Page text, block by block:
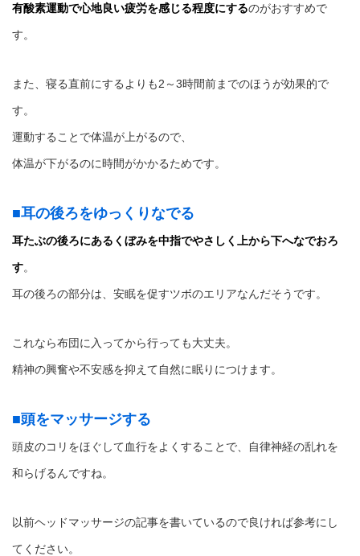
有酸素運動で心地良い疲労を感じる程度にするのがおすすめで
す。
また、寝る直前にするよりも2～3時間前までのほうが効果的で
す。
運動することで体温が上がるので、
体温が下がるのに時間がかかるためです。
■耳の後ろをゆっくりなでる
耳たぶの後ろにあるくぼみを中指でやさしく上から下へなでおろ
す。
耳の後ろの部分は、安眠を促すツボのエリアなんだそうです。
これなら布団に入ってから行っても大丈夫。
精神の興奮や不安感を抑えて自然に眠りにつけます。
■頭をマッサージする
頭皮のコリをほぐして血行をよくすることで、自律神経の乱れを
和らげるんですね。
以前ヘッドマッサージの記事を書いているので良ければ参考にし
てください。